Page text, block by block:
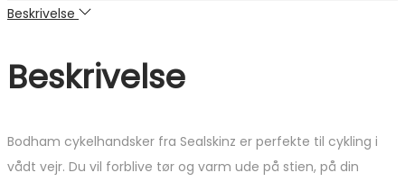
Beskrivelse
Beskrivelse
Bodham cykelhandsker fra Sealskinz er perfekte til cykling i
vådt vejr. Du vil forblive tør og varm ude på stien, på din